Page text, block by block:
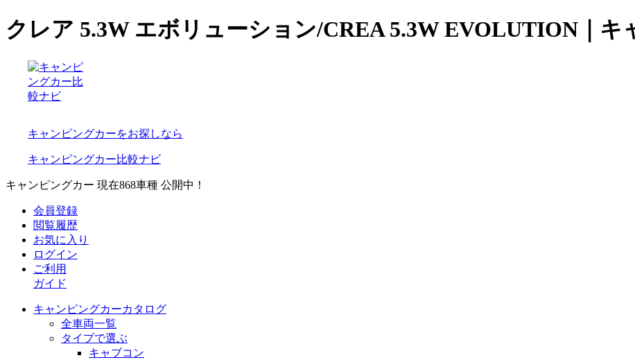
クレア 5.3W エボリューション/CREA 5.3W EVOLUTION｜
キャンピングカーをお探しなら
キャンピングカー比較ナビ
キャンピングカー 現在868車種 公開中！
会員登録
閲覧履歴
お気に入り
ログイン
ご利用
ガイド
キャンピングカーカタログ
全車両一覧
タイプで選ぶ
キャブコン